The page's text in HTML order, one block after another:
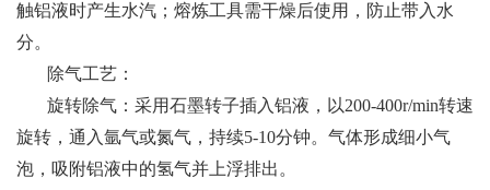
触铝液时产生水汽；熔炼工具需干燥后使用，防止带入水
分。
除气工艺：
旋转除气：采用石墨转子插入铝液，以200-400r/min转速
旋转，通入氩气或氮气，持续5-10分钟。气体形成细小气
泡，吸附铝液中的氢气并上浮排出。